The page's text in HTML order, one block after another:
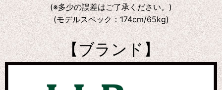
(※多少の誤差はご了承ください。)
(モデルスペック：174cm/65kg)
【ブランド】